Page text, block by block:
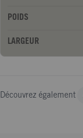
POIDS
LARGEUR
Découvrez également